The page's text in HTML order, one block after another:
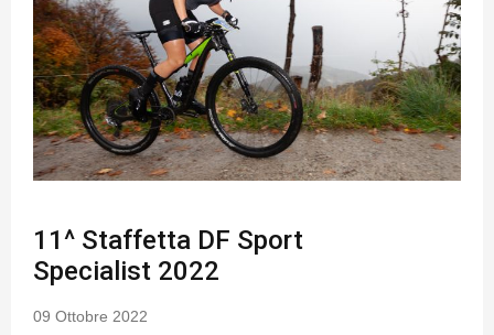
11^ Staffetta DF Sport
Specialist 2022
09 Ottobre 2022